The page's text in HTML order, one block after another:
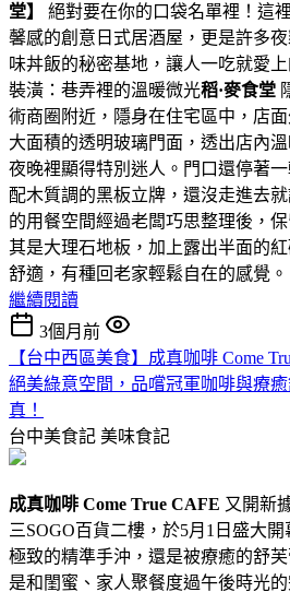
堂】
絕對要在你的口袋名單裡！這
馨感的創意日式居酒屋，更是許多
味丼飯的秘密基地，讓人一吃就愛
裝潢：巷弄裡的溫暖微光稻·麥食堂
術商圈附近，隱身在住宅區中，店
大面積的透明玻璃門面，透出店內
夜晚裡顯得特別迷人。門口還停著
配木質調的黑板立牌，還沒走進去
的用餐空間經過老闆巧思整理後，
其是大理石地板，加上露出半面的
舒適，有種回老家輕鬆自在的感覺。
繼續閱讀
3個月前
【台中西區美食】成真咖啡 Come
絕美綠意空間，品嚐冠軍咖啡與療
真！
台中美食記 美味食記
成真咖啡 Come True CAFE 又開新
三SOGO百貨二樓，於5月1日盛大
極致的精準手沖，還是被療癒的舒
是和閨蜜、家人聚餐度過午後時光